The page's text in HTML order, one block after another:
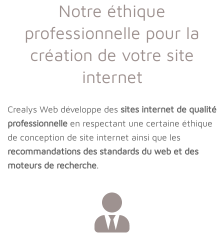
Notre éthique
professionnelle pour la
création de votre site
internet
Crealys Web développe des sites internet de qualité
professionnelle en respectant une certaine éthique
de conception de site internet ainsi que les
recommandations des standards du web et des
moteurs de recherche.